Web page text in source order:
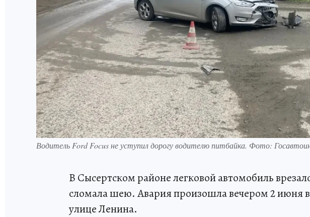
Водитель Ford Focus не уступил дорогу водителю питбайка. Фото:
В Сысертском районе легковой автомобиль
сломала шею. Авария произошла вечером 2 июня
улице Ленина.